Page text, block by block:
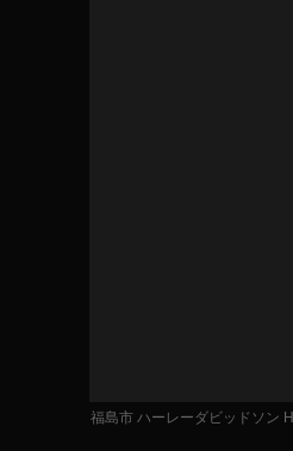
福島市 ハーレーダビッドソン